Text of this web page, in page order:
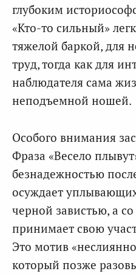
глубоким
«Кто-то сильный»
тяжелой баркой, для
труд, тогда как для
наблюдателя сама
неподъемной ношей.
Особого внимания
Фраза «Весело
безнадежностью
осуждает
черной завистью, а
принимает свою
Это мотив
который позже